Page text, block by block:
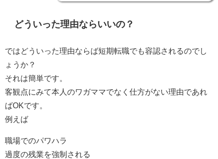
どういった理由ならいいの？
ではどういった理由ならば短期転職でも容認されるのでし
ょうか？
それは簡単です。
客観点にみて本人のワガママでなく仕方がない理由であれ
ばOKです。
例えば
職場でのパワハラ
過度の残業を強制される